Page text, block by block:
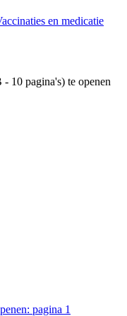
en medicatie
10 pagina's) te openen
pagina 1